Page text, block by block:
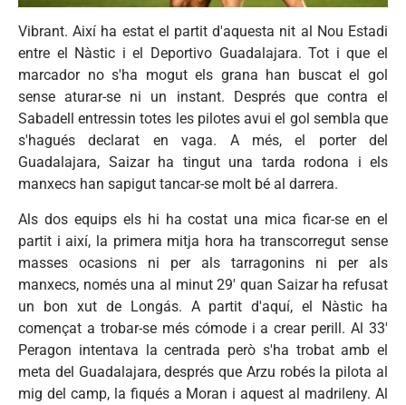
Vibrant.Així ha estatel partit d'aquesta nit al Nou Estadi
entre el Nàstic i el Deportivo Guadalajara. Tot ique el
marcadornos'ha mogutels grana han buscatelgol
senseaturar-se ni un instant. Després quecontra el
Sabadell
entressin totes les pilotes avui el gol sembla que
s'hagués
declarat envaga. A més, el porter del
Guadalajara, Saizarha tingut una tarda rodona i els
manxecs han sapigut tancar-se molt bé al darrera.
Als dos equips els hi hacostat una micaficar-se en el
partit iaixí, la primera mitja hora hatranscorregut sense
masses ocasions ni per als tarragonins ni per als
manxecs, només una al minut29'quan Saizarha refusat
un bon xutde Longás. A partit d'aquí, el Nàstic ha
començat a trobar-se més cómodei acrear perill. Al 33'
Peragon intentava lacentrada però s'ha trobat amb el
meta del Guadalajara,després que Arzu robésla pilota al
mig del camp, la fiquésa Moran iaquest al madrileny. Al